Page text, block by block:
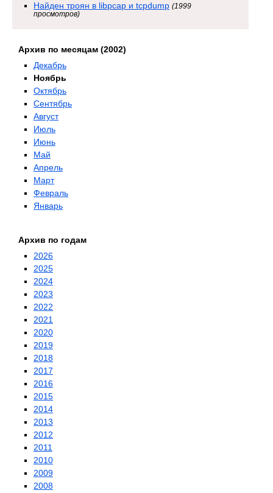
Найден троян в libpcap и tcpdump (1999
просмотров)
Архив по месяцам (2002)
Декабрь
Ноябрь
Октябрь
Сентябрь
Август
Июль
Июнь
Май
Апрель
Март
Февраль
Январь
Архив по годам
2026
2025
2024
2023
2022
2021
2020
2019
2018
2017
2016
2015
2014
2013
2012
2011
2010
2009
2008